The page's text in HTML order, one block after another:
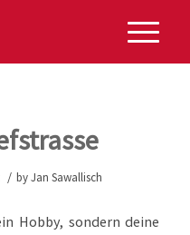
/ byJan Sawallisch
Hobby, sondern deine